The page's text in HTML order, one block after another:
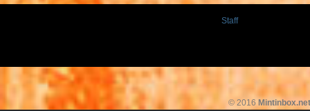
Staff
© 2016 Mintinbox.net